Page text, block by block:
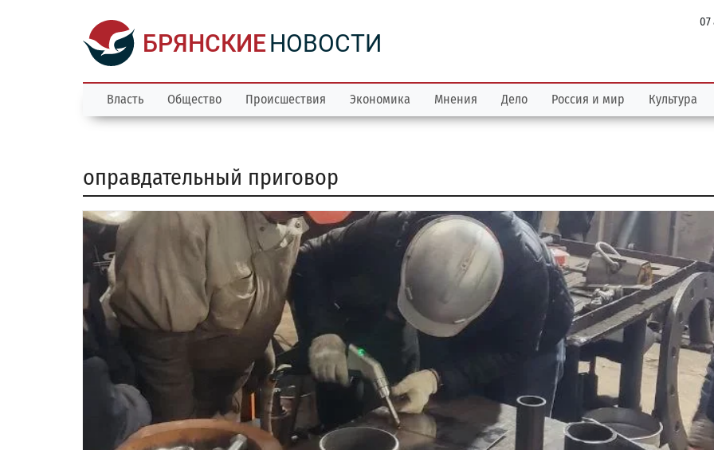
БРЯНСКИЕНОВОСТИ
07
Власть Общество Происшествия Экономика Мнения Дело Россия и мир Культура
оправдательный приговор